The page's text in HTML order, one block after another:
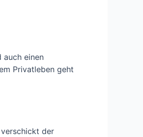
auch einen
Privatleben geht
verschickt der